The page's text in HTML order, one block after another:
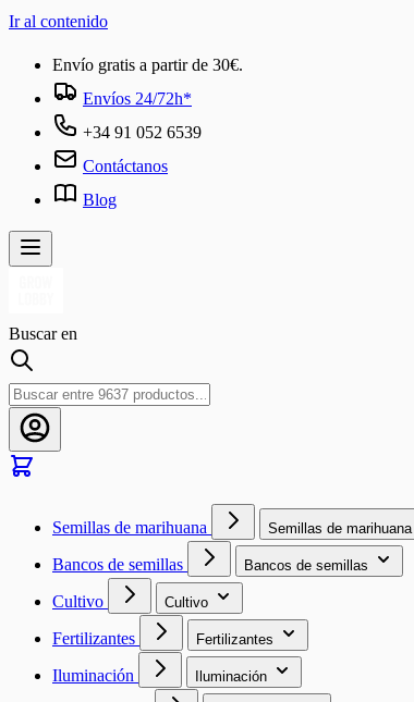
Ir al contenido
Envío gratis a partir de 30€.
Envíos 24/72h*
+34 91 052 6539
Contáctanos
Blog
Buscar en
Semillas de marihuana Semillas de marihuana
Bancos de semillas Bancos de semillas
Cultivo Cultivo
Fertilizantes Fertilizantes
Iluminación Iluminación